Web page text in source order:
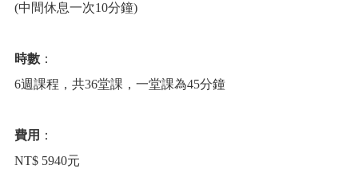
(中間休息一次10分鐘)
時數：
6週課程，共36堂課，一堂課為45分鐘
費用 ：
NT$ 5940元